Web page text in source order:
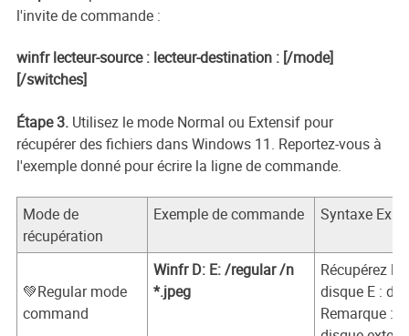
l'invite de commande :
winfr lecteur-source : lecteur-destination : [/mode]
[/switches]
Étape 3. Utilisez le mode Normal ou Extensif pour
récupérer des fichiers dans Windows 11. Reportez-vous à
l'exemple donné pour écrire la ligne de commande.
Mode de
récupération
Exemple de commande Syntaxe
💚Regular mode
command
Winfr D: E: /regular /n
*.jpeg
Récupérez
disque E :
Remarque :